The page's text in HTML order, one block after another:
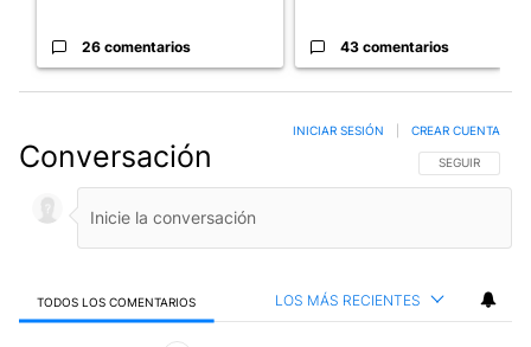
26 comentarios 43 comentarios
Conversación SIGA ESTA
SEGUIR
INICIAR SESIÓN CREAR CUENTA
TODOS LOS COMENTARIOS LOS MÁS RECIENTES
Todos los comentarios